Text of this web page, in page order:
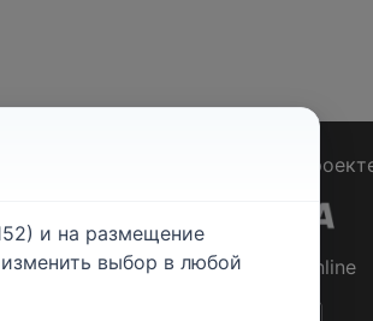
О
© 2026Rabotniki.online
и на размещение
выбор в любой